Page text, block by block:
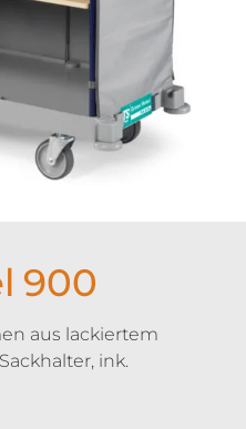
900
aus lackiertem
ink.